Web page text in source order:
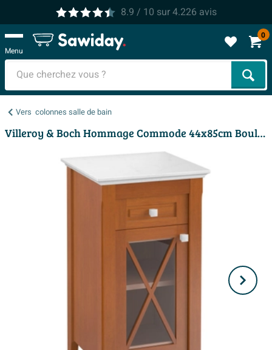
8.9 / 10 sur4.226 avis
Menu
0
Vers colonnes salle de bain
Villeroy & Boch Hommage Commode 44x85cm Bouleau/Marbre poignée gauche Blanc